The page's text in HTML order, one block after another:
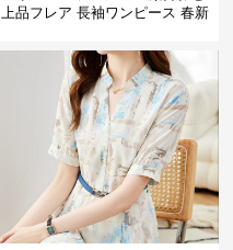
上品フレア 長袖ワンピース 春新